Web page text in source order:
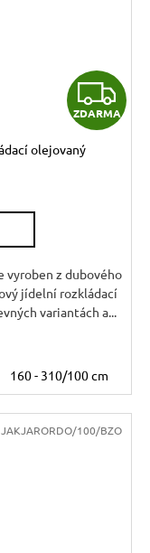
Z
D
A
ZDARMA
olejovaný
vyroben z dubového
jídelní rozkládací
variantách a...
160 - 310/100 cm
JAKJARORDO/100/BZO